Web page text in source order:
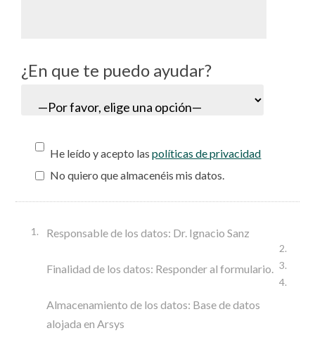
¿En que te puedo ayudar?
He leído y acepto laspolíticas de privacidad
No quiero que almacenéis mis datos.
Responsable de los datos: Dr. Ignacio Sanz
Finalidad de los datos: Responder al formulario.
Almacenamiento de los datos: Base de datos
alojada en Arsys